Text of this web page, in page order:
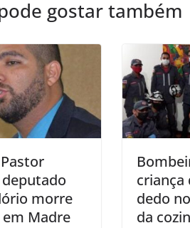
gostar também
morre
Madre
criança
dedo
da